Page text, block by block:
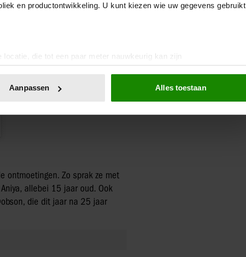
en productontwikkeling. U kunt kiezen wie uw gegevens gebruikt
die tot een paar meter nauwkeurig kan zijn
op specifieke eigenschappen (fingerprinting)
Cookieverklaring.
gebruik van hun services. U gaat akkoord met onze cookies als u
Aanpassen Alles toestaan
ontmoetingen. Zo sprak ze met
allebei 15 jaar oud. Ook
die dit jaar na 25 jaar